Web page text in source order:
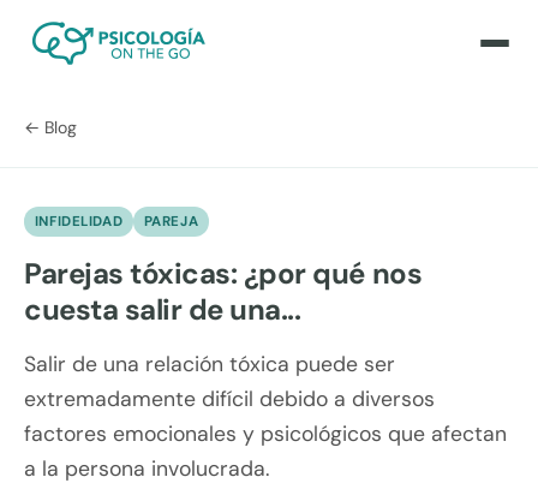
← Blog
INFIDELIDAD PAREJA
Parejas tóxicas: ¿por qué nos
cuesta salir de una...
Salir de una relación tóxica puede ser
extremadamente difícil debido a diversos
factores emocionales y psicológicos que afectan
a la persona involucrada.